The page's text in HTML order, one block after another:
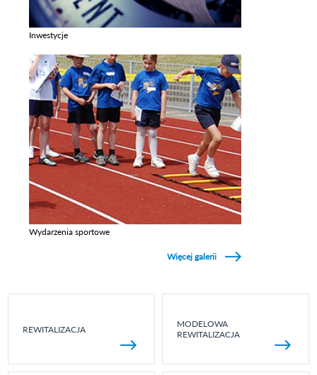
Inwestycje
Wydarzenia sportowe
Więcej galerii
REWITALIZACJA
MODELOWA
REWITALIZACJA